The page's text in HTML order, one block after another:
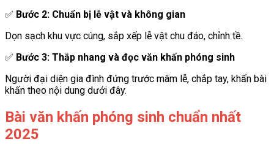
✅ Bước 2: Chuẩn bị lễ vật và không gian
Dọn sạch khu vực cúng, sắp xếp lễ vật chu đáo, chỉnh tề.
✅ Bước 3: Thắp nhang và đọc văn khấn phóng sinh
Người đại diện gia đình đứng trước mâm lễ, chắp tay, khấn bài
khấn theo nội dung dưới đây.
Bài văn khấn phóng sinh chuẩn nhất
2025